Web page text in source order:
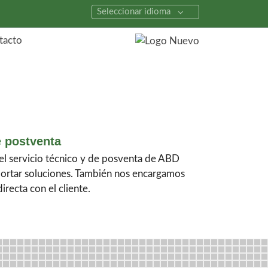
Seleccionar idioma
postventa
servicio técnico y de posventa de ABD
soluciones. También nos encargamos
con el cliente.